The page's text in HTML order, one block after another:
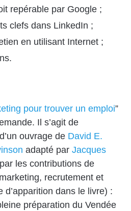
repérable par Google ;
clefs dans LinkedIn ;
en utilisant Internet ;
pour trouver un emploi”
Il s’agit de
ouvrage de David E.
adapté par Jacques
les contributions de
recrutement et
d’apparition dans le livre) :
préparation du Vendée